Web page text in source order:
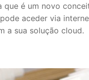
que é um novo
aceder via
a sua solução cloud.